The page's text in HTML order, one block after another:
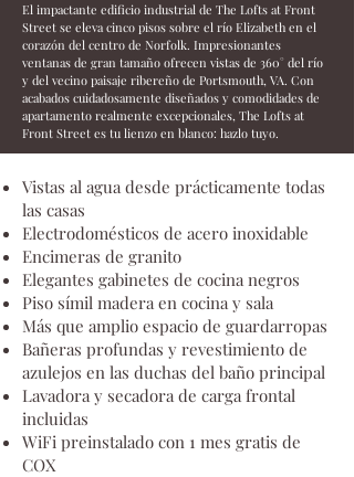
El impactante edificio industrial de The Lofts at Front
Street se eleva cinco pisos sobre el río Elizabeth en el
corazón del centro de Norfolk. Impresionantes
ventanas de gran tamaño ofrecen vistas de 360° del río
y del vecino paisaje ribereño de Portsmouth, VA. Con
acabados cuidadosamente diseñados y comodidades de
apartamento realmente excepcionales, The Lofts at
Front Street es tu lienzo en blanco: hazlo tuyo.
Vistas al agua desde prácticamente todas
las casas
Electrodomésticos de acero inoxidable
Encimeras de granito
Elegantes gabinetes de cocina negros
Piso símil madera en cocina y sala
Más que amplio espacio de guardarropas
Bañeras profundas y revestimiento de
azulejos en las duchas del baño principal
Lavadora y secadora de carga frontal
incluidas
WiFi preinstalado con 1 mes gratis de
COX